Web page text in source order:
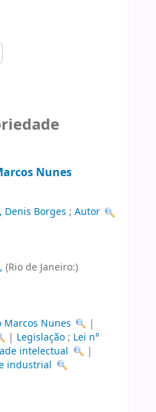
Nunes
Denis Borges ; Autor
(Rio de Janeiro:)
Marcos Nunes
|
| Legislação; Lei n°
intelectual
|
industrial